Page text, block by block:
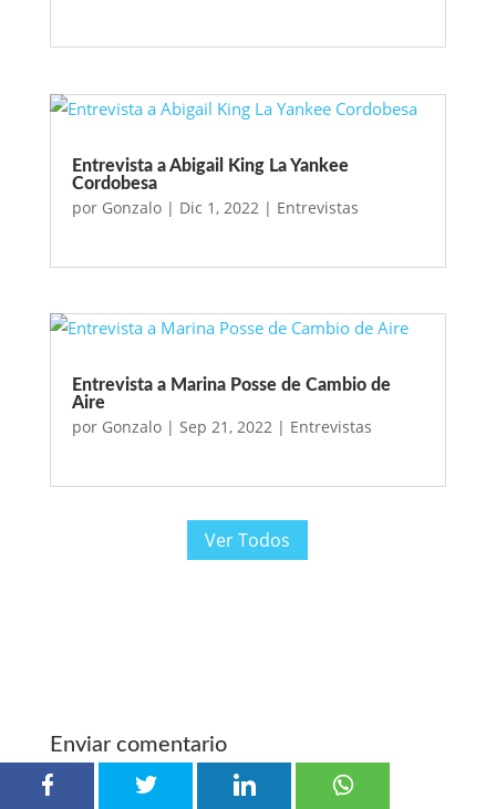
Entrevista a Abigail King La Yankee
Cordobesa
por Gonzalo| Dic 1, 2022 | Entrevistas
Entrevista a Marina Posse de Cambio de
Aire
por Gonzalo| Sep 21, 2022| Entrevistas
Ver Todos
Enviar comentario
Tu dirección de correo electrónico no será